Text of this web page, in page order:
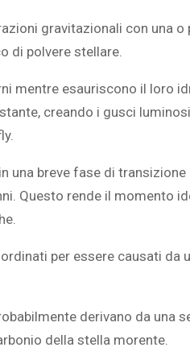
gravitazionali con una o
di polvere stellare.
mentre esauriscono il loro
creando i gusci
una breve fase di
Questo rende il momento
per essere causati da
derivano da una
della stella morente.
CEREBRALE
MELODIE CHE LE
IMMAGINANO